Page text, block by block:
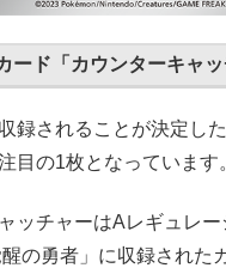
ード「カウンターキャッ
録されることが決定し
目の1枚となっています
ッチャーはAレギュレ
の勇者」に収録された